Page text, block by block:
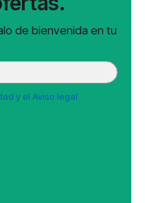
de bienvenida en tu
y el Aviso legal